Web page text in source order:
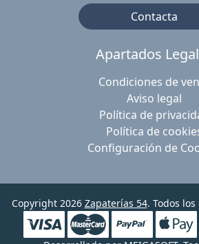
Contacta
Apartados
Condiciones de
Aviso legal
Política de
Política de
Configuración de
Copyright 2026 Zapaterías 54. Todos